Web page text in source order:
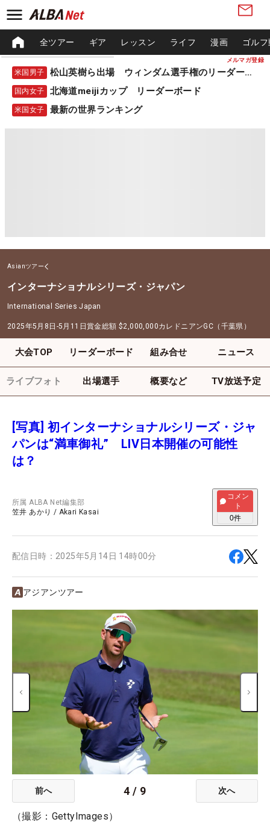
メルマガ登録
全ツアー ギア レッスン ライフ 漫画 ゴル
米国男子 松山英樹ら出場 ウィンダム選手権のリーダーボード
国内女子 北海道meijiカップ リーダーボード
米国女子 最新の世界ランキング
Asianツアー
インターナショナルシリーズ・ジャパン
International Series Japan
2025年5月8日-5月11日賞金総額 $2,000,000カレドニアンGC（千葉県）
大会TOP リーダーボード 組み合せ ニュース
ライブフォト 出場選手 概要など TV放送予定
[写真] 初インターナショナルシリーズ・ジャ
パンは“満車御礼” LIV日本開催の可能性
は？
所属ALBA Net編集部
笠井 あかり / Akari Kasai
コメン
ト
0件
配信日時： 2025年5月14日 14時00分
アジアンツアー
前へ 4 / 9 次へ
（撮影：GettyImages）